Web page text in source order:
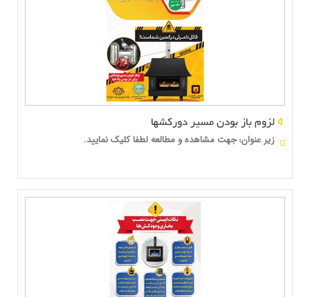
لزوم باز بودن مسیر دورکشها
زير عنوان:جهت مشاهده و مطالعه لطفا کلیک نمایید.